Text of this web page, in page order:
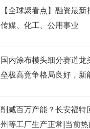
【全球聚看点】融资最
传媒、化工、公用事业
国内涂布模头细分赛道龙
垒极高竞争格局良好，新
驱动业绩持续高增长，
电池等业务将开拓第二
23日研报挖矿-每日播报
削减百万产能？长安福特
州等工厂生产正常|当前热